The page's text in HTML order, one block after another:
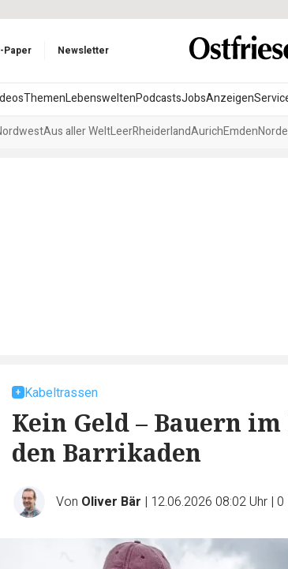
Paper Newsletter
ThemenLebensweltenPodcastsJobsAnzeigen
Aus aller WeltLeerRheiderlandAurichEmden
Kabeltrassen
Kein Geld – Bauern
den Barrikaden
Von Oliver Bär | 12.06.2026 08:02 Uhr | 0